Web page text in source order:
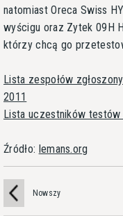
natomiast Oreca Swiss
wyścigu oraz Zytek 09H
którzy chcą go
Lista zespołów
2011
Lista uczestników testów
Źródło: lemans.org
Nowszy